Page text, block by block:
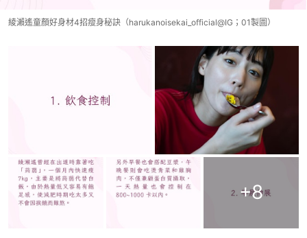
綾瀨遙童顏好身材4招瘦身秘訣（harukanoisekai_official@IG；01製圖）
+8